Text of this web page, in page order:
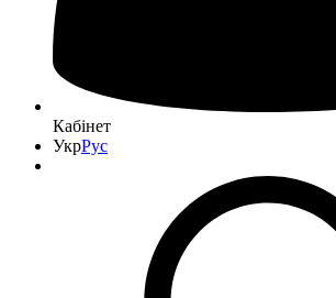
Кабінет
УкрРус